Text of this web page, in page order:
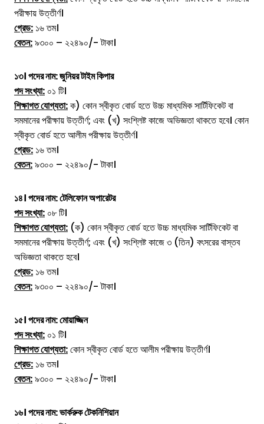
পরীক্ষায় উত্তীর্ণ।
গ্রেড: ১৬ তম।
বেতন:৯৩০০ – ২২৪৯০/- টাকা।
১৩। পদের নাম:জুনিয়র টাইম কিপার
পদ সংখ্যা: ০১ টি।
শিক্ষাগত যোগ্যতা:ক) কোন স্বীকৃত বোর্ড হতে উচ্চ মাধ্যমিক সার্টিফিকেট বা
সমমানের পরীক্ষায় উত্তীর্ণ; এবং (খ) সংশ্লিষ্ট কাজে অভিজ্ঞতা থাকতে হবে। কোন
স্বীকৃত বোর্ড হতে আলীম পরীক্ষায় উত্তীর্ণ।
গ্রেড: ১৬ তম।
বেতন:৯৩০০ – ২২৪৯০/- টাকা।
১৪। পদের নাম:টেলিফোন অপারেটর
পদ সংখ্যা: ০৮ টি।
শিক্ষাগত যোগ্যতা: (ক) কোন স্বীকৃত বোর্ড হতে উচ্চ মাধ্যমিক সার্টিফিকেট বা
সমমানের পরীক্ষায় উত্তীর্ণ; এবং (খ) সংশ্লিষ্ট কাজে ৩ (তিন) বৎসরের বাস্তব
অভিজ্ঞতা থাকতে হবে।
গ্রেড: ১৬ তম।
বেতন:৯৩০০ – ২২৪৯০/- টাকা।
১৫। পদের নাম:মোয়াজ্জিন
পদ সংখ্যা: ০১ টি।
শিক্ষাগত যোগ্যতা:কোন স্বীকৃত বোর্ড হতে আলীম পরীক্ষায় উত্তীর্ণ।
গ্রেড: ১৬ তম।
বেতন:৯৩০০ – ২২৪৯০/- টাকা।
১৬। পদের নাম:ভার্করুক টেকনিশিয়ান